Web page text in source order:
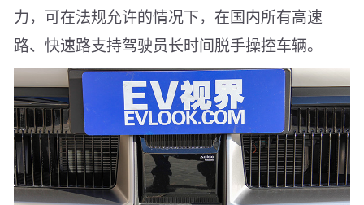
力，可在法规允许的情况下，在国内所有高速
路、快速路支持驾驶员长时间脱手操控车辆。